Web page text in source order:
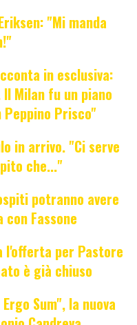
"Mi manda
in esclusiva:
Milan fu un piano
Prisco"
in arrivo. "Ci serve
che..."
potranno avere
Fassone
l'offerta per Pastore
è già chiuso
Ergo Sum", la nuova